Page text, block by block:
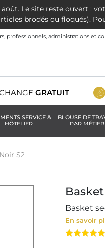
août. Le site reste ouvert :
brodés ou floqués).
professionnels, administrations et
GRATUIT
SERVICE &
HÔTELIER
BLOUSE DE
PAR MÉTIER
S2
Basket
En savoir